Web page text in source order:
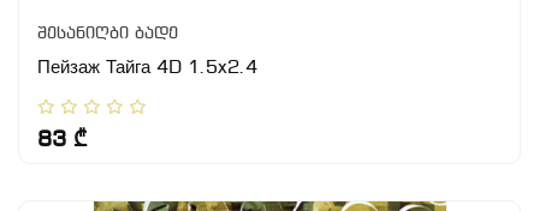
შესანიღბი ბადე
Пейзаж Тайга 4D 1.5x2.4
83 ₾